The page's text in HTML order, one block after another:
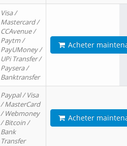
Visa /
Mastercard /
CCAvenue /
Paytm /
PayUMoney /
UPi Transfer /
Paysera /
Banktransfer
Acheter
Paypal / Visa
/ MasterCard
/ Webmoney
/ Bitcoin /
Bank
Transfer
Acheter